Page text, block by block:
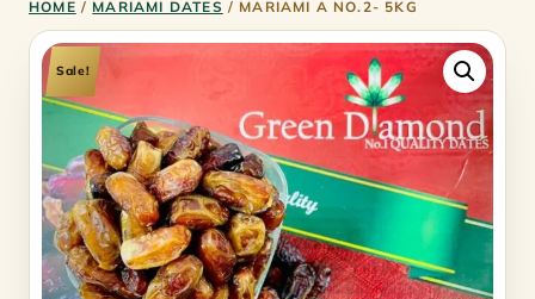
HOME / MARIAMI DATES / MARIAMI A NO.2- 5KG
Sale!